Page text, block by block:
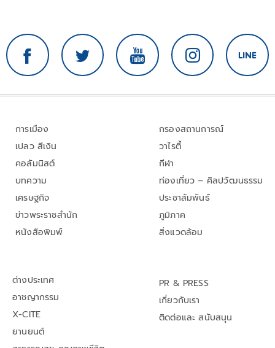
การเมือง
เปลว สีเงิน
คอลัมนิสต์
บทความ
เศรษฐกิจ
ข่าวพระราชสำนัก
หนังสือพิมพ์
กรองสถานการณ์
วาไรตี้
กีฬา
ท่องเที่ยว – ศิลปวัฒนธรรม
ประชาสัมพันธ์
ภูมิภาค
สิ่งแวดล้อม
ต่างประเทศ
อาชญากรรม
X-CITE
ยานยนต์
PR & PRESS
เกี่ยวกับเรา
ติดต่อและ สนับสนุน